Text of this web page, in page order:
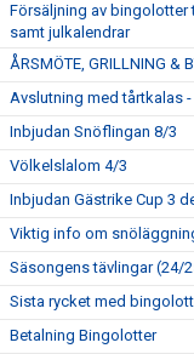
Försäljning av
samt julkalendrar
ÅRSMÖTE, GRILLNING &
Avslutning med tårtkalas -
Inbjudan Snöflingan 8/3
Völkelslalom 4/3
Inbjudan Gästrike Cup 3
Viktig info om
Säsongens tävlingar (24/
Sista rycket med
Betalning Bingolotter